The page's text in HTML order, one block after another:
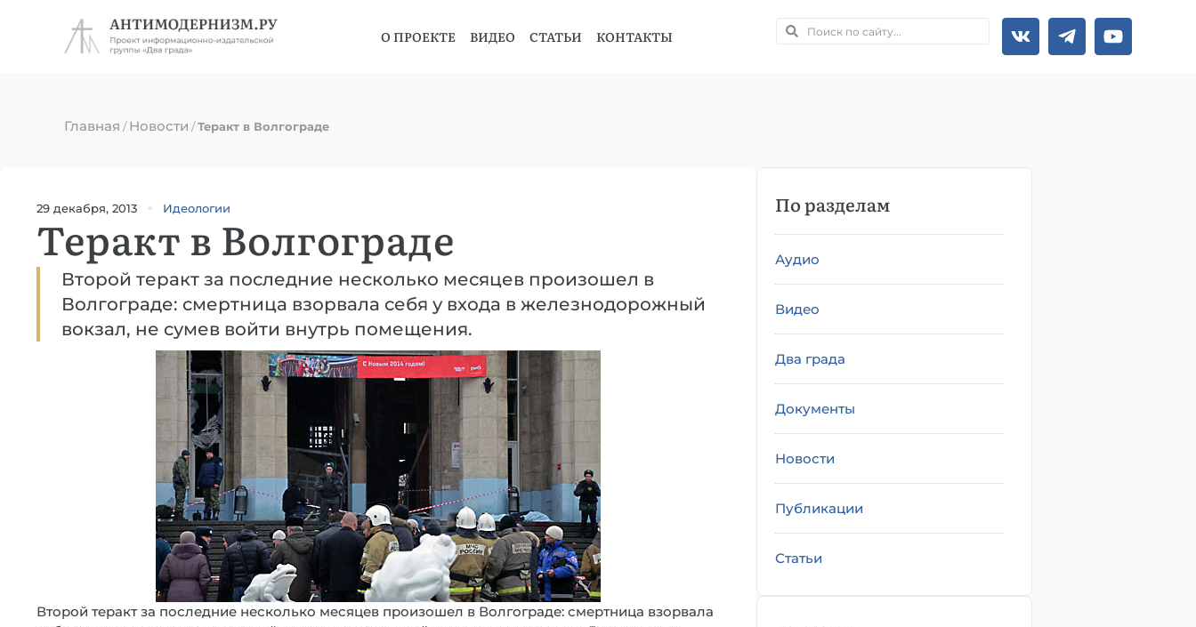
О ПРОЕКТЕ ВИДЕО СТАТЬИ КОНТАКТЫ
Главная /Новости /Теракт в Волгограде
29 декабря, 2013 Идеологии
Теракт в Волгограде
Второй теракт за последние несколько месяцев произошел в
Волгограде: смертница взорвала себя у входа в железнодорожный
вокзал, не сумев войти внутрь помещения.
Второй теракт за последние несколько месяцев произошел в Волгограде: смертница взорвала
По разделам
Аудио
Видео
Два града
Документы
Новости
Публикации
Статьи